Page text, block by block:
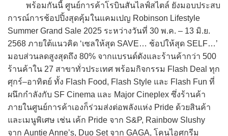
พร้อมกันนี้ ศูนย์การค้าโรบินสันไลฟ์สไตล์ ยังมอบประสบ
การณ์การช้อปปิ้งสุดคุ้มในแคมเปญ Robinson Lifestyle
Summer Grand Sale 2025 ระหว่างวันที่ 30 พ.ค. – 13 มิ.ย.
2568 ภายใต้แนวคิด ‘เซลให้สุด SAVE… ช้อปให้สุด SELF…’
มอบส่วนลดสูงสุดถึง 80% จากแบรนด์ดังและร้านค้ากว่า 500
ร้านค้าใน 27 สาขาทั่วประเทศ พร้อมกิจกรรม Flash Deal ทุก
ศุกร์–อาทิตย์ ทั้ง Flash Food, Flash Style และ Flash Fun ที่
ผนึกกำลังกับ SF Cinema และ Major Cineplex ซึ่งร้านค้า
ภายในศูนย์การค้าเองก็ร่วมส่งต่อพลังแห่ง Pride ด้วยสินค้า
และเมนูพิเศษ เช่น เค้ก Pride จาก S&P, Rainbow Slushy
จาก Auntie Anne’s, Duo Set จาก GAGA, โคนไอศกรีม